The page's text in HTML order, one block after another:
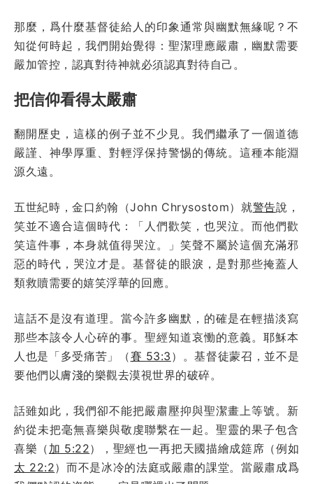
那麼，爲什麼基督徒給人的印象通常與幽默無緣呢？不
知從何時起，我們開始覺得：聖潔理應嚴肅，幽默需要
嚴加管控，認真對待神就必須認真對待自己。
把信仰看得太嚴肅
翻開歷史，這樣的例子並不少見。我們繼承了一個道德
嚴謹、神學厚重、對輕浮保持警惕的傳統。這種本能淵
源久遠。
五世紀時，金口約翰（John Chrysostom）就警告說，
笑並不適合這個時代：「人們歡笑，也哭泣。而他們歡
笑這件事，本身就值得哭泣。」笑聲不屬於這個充滿邪
惡的時代，哭泣才是。基督徒的眼淚，是對那些掩蓋人
類救贖需要的嬉笑浮華的回應。
這話不是沒有道理。當今許多幽默，的確是在輕描淡寫
那些本該令人心碎的事。聖經知道哀慟的意義。耶穌本
人也是「多受痛苦」（賽 53:3 ）。基督徒蒙召，並不是
要他們以膚淺的樂觀去漠視世界的破碎。
話雖如此，我們卻不能把嚴肅壓抑與聖潔畫上等號。新
約從未把毫無喜樂與敬虔聯繫在一起。聖靈的果子包含
喜樂（ 加 5:22），聖經也一再把天國描繪成筵席（例如
太 22:2）而不是冰冷的法庭或嚴肅的課堂。當嚴肅成爲